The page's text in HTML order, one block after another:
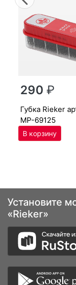
290₽
губ­ка Ri­eker
MP-69125
Установите
«Rieker»